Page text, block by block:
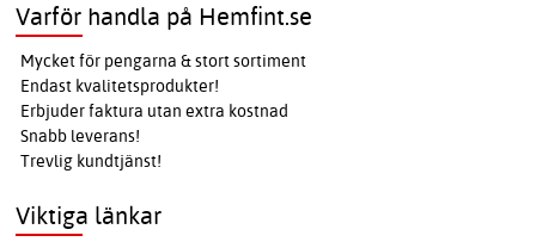
Varför handla på Hemfint.se
Mycket för pengarna & stort sortiment
Endast kvalitetsprodukter!
Erbjuder faktura utan extra kostnad
Snabb leverans!
Trevlig kundtjänst!
Viktiga länkar